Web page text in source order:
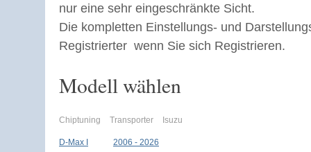
nur eine sehr eingeschränkte Sicht.
Die kompletten Einstellungs- und
Registrierter wenn Sie sich Registrieren.
Modell wählen
Chiptuning Transporter Isuzu
D-Max I
2006 - 2026